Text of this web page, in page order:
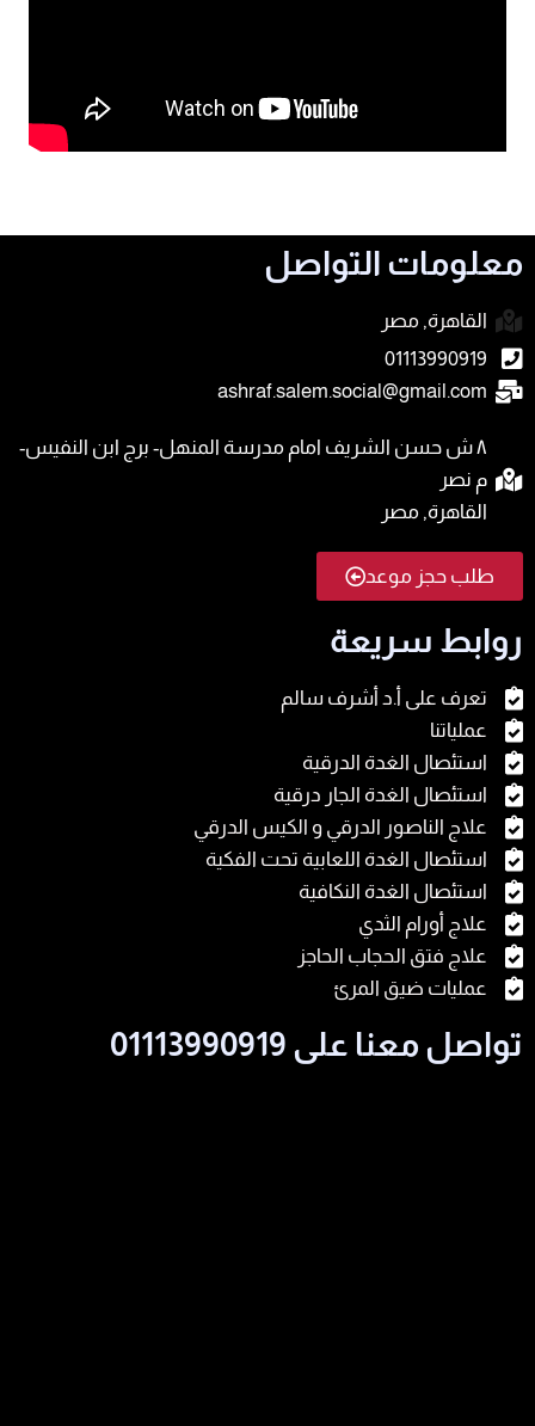
معلومات التواصل
القاهرة, مصر
01113990919
ashraf.salem.social@gmail.com
٨ ش حسن الشريف امام مدرسة المنهل- برج ابن النفيس-
م نصر
القاهرة, مصر
طلب حجز موعد
روابط سريعة
تعرف على أ.د أشرف سالم
عملياتنا
استئصال الغدة الدرقية
استئصال الغدة الجار درقية
علاج الناصور الدرقي و الكيس الدرقي
استئصال الغدة اللعابية تحت الفكية
استئصال الغدة النكافية
علاج أورام الثدي
علاج فتق الحجاب الحاجز
عمليات ضيق المرئ
تواصل معنا على 01113990919